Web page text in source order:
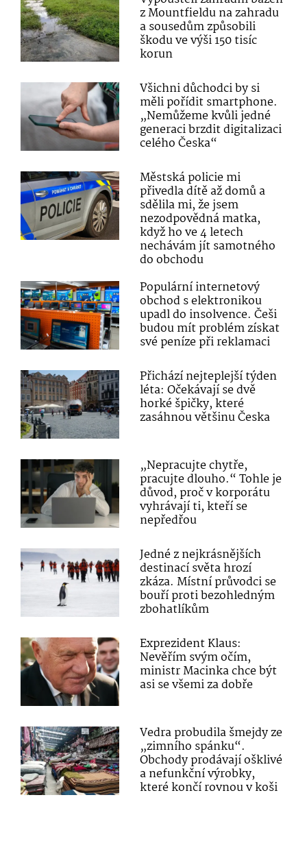
z Mountfieldu na zahradu
a sousedům způsobili
škodu ve výši 150 tisíc
korun
Všichni důchodci by si
měli pořídit smartphone.
„Nemůžeme kvůli jedné
generaci brzdit digitalizaci
celého Česka“
Městská policie mi
přivedla dítě až domů a
sdělila mi, že jsem
nezodpovědná matka,
když ho ve 4 letech
nechávám jít samotného
do obchodu
Populární internetový
obchod s elektronikou
upadl do insolvence. Češi
budou mít problém získat
své peníze při reklamaci
Přichází nejteplejší týden
léta: Očekávají se dvě
horké špičky, které
zasáhnou většinu Česka
„Nepracujte chytře,
pracujte dlouho.“ Tohle je
důvod, proč v korporátu
vyhrávají ti, kteří se
nepředřou
Jedné z nejkrásnějších
destinací světa hrozí
zkáza. Místní průvodci se
bouří proti bezohledným
zbohatlíkům
Exprezident Klaus:
Nevěřím svým očím,
ministr Macinka chce být
asi se všemi za dobře
Vedra probudila šmejdy ze
„zimního spánku“.
Obchody prodávají ošklivé
a nefunkční výrobky,
které končí rovnou v koši